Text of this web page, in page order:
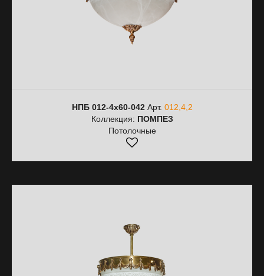
НПБ 012-4х60-042Арт. 012,4,2
Коллекция: ПОМПЕЗ
Потолочные